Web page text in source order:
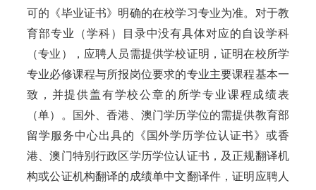
可的《毕业证书》明确的在校学习专业为准。对于教
育部专业（学科）目录中没有具体对应的自设学科
（专业），应聘人员需提供学校证明，证明在校所学
专业必修课程与所报岗位要求的专业主要课程基本一
致，并提供盖有学校公章的所学专业课程成绩表
（单）。国外、香港、澳门学历学位的需提供教育部
留学服务中心出具的《国外学历学位认证书》或香
港、澳门特别行政区学历学位认证书，及正规翻译机
构或公证机构翻译的成绩单中文翻译件，证明应聘人